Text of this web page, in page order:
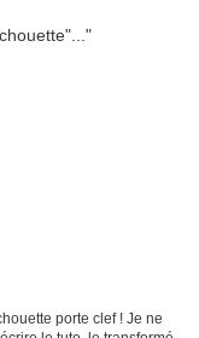
porte clef ! Je ne